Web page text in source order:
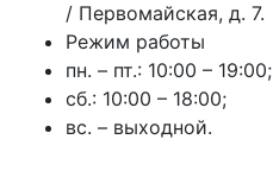
/ Первомайская, д. 7.
Режим работы
пн. – пт.: 10:00 – 19:00;
сб.: 10:00 – 18:00;
вс. – выходной.